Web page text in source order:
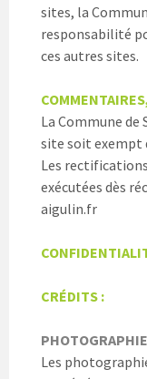
sites, la
responsabilité
ces autres sites.
La Commune
site soit exempt
Les
exécutées dès
aigulin.fr
CRÉDITS :
Les